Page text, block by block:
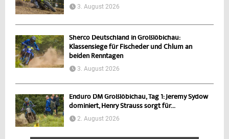
3. August 2026
Sherco Deutschland in Großlöbichau:
Klassensiege für Fischeder und Chlum an
beiden Renntagen
3. August 2026
Enduro DM Großlöbichau, Tag 1: Jeremy Sydow
dominiert, Henry Strauss sorgt für...
2. August 2026